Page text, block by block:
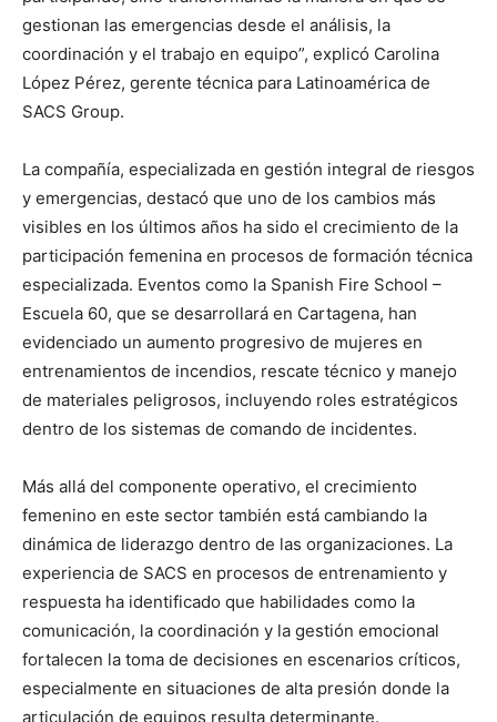
gestionan las emergencias desde el análisis, la
coordinación y el trabajo en equipo”, explicó Carolina
López Pérez, gerente técnica para Latinoamérica de
SACS Group.
La compañía, especializada en gestión integral de riesgos
y emergencias, destacó que uno de los cambios más
visibles en los últimos años ha sido el crecimiento de la
participación femenina en procesos de formación técnica
especializada. Eventos como la Spanish Fire School –
Escuela 60, que se desarrollará en Cartagena, han
evidenciado un aumento progresivo de mujeres en
entrenamientos de incendios, rescate técnico y manejo
de materiales peligrosos, incluyendo roles estratégicos
dentro de los sistemas de comando de incidentes.
Más allá del componente operativo, el crecimiento
femenino en este sector también está cambiando la
dinámica de liderazgo dentro de las organizaciones. La
experiencia de SACS en procesos de entrenamiento y
respuesta ha identificado que habilidades como la
comunicación, la coordinación y la gestión emocional
fortalecen la toma de decisiones en escenarios críticos,
especialmente en situaciones de alta presión donde la
articulación de equipos resulta determinante.